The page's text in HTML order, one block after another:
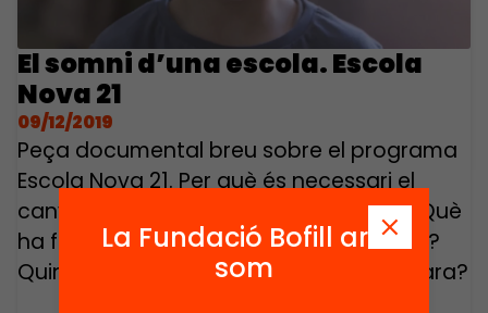
El somni d’una escola. Escola
Nova 21
09/12/2019
Peça documental breu sobre el programa
Escola Nova 21. Per què és necessari el
canvi educatiu, per què neix l’aliança? Què
ha fet Escola Nova 21 aquests tres anys?
Quins són els reptes de futur a partir d’ara?
La Fundació Bofill ara
som